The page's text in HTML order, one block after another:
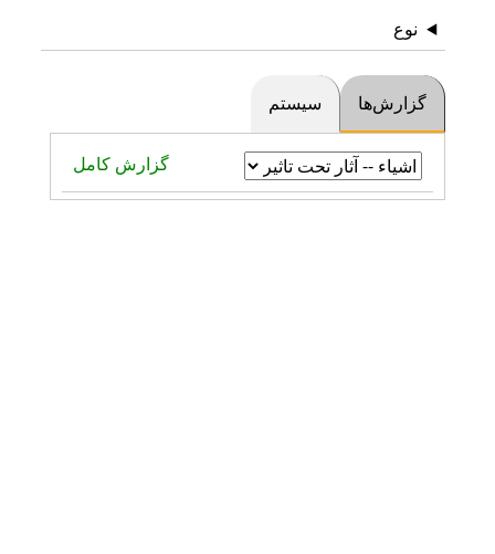
نوع
گزارش‌ها سیستم
گزارش کامل